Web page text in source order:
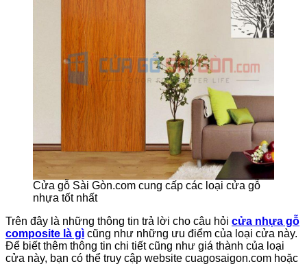
Cửa gỗ Sài Gòn.com cung cấp các loại cửa gỗ
nhựa tốt nhất
Trên đây là những thông tin trả lời cho câu hỏi cửa nhựa gỗ
composite là gì cũng như những ưu điểm của loại cửa này.
Để biết thêm thông tin chi tiết cũng như giá thành của loại
cửa này, bạn có thể truy cập website cuagosaigon.com hoặc